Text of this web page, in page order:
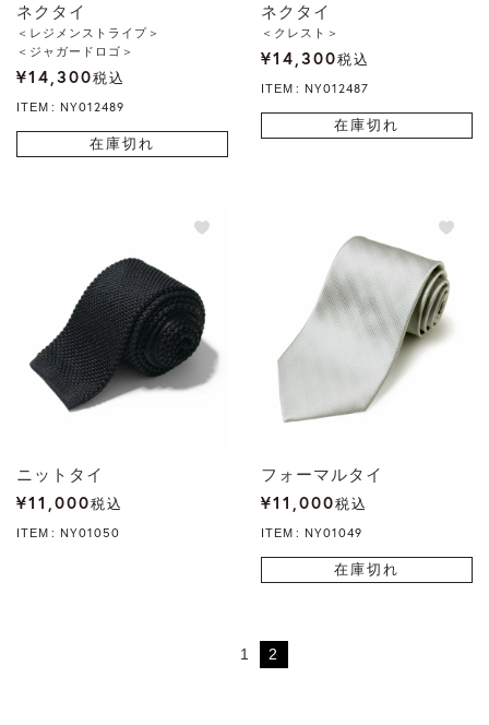
ネクタイ
＜レジメンストライプ＞
＜ジャガードロゴ＞
¥14,300税込
ITEM NY012489
在庫切れ
ネクタイ
＜クレスト＞
¥14,300税込
ITEM NY012487
在庫切れ
ニットタイ
¥11,000税込
ITEM NY01050
フォーマルタイ
¥11,000税込
ITEM NY01049
在庫切れ
1 2